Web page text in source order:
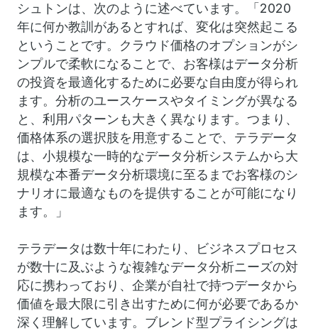
シュトンは、次のように述べています。「2020
年に何か教訓があるとすれば、変化は突然起こる
ということです。クラウド価格のオプションがシ
ンプルで柔軟になることで、お客様はデータ分析
の投資を最適化するために必要な自由度が得られ
ます。分析のユースケースやタイミングが異なる
と、利用パターンも大きく異なります。つまり、
価格体系の選択肢を用意することで、テラデータ
は、小規模な一時的なデータ分析システムから大
規模な本番データ分析環境に至るまでお客様のシ
ナリオに最適なものを提供することが可能になり
ます。」
テラデータは数十年にわたり、ビジネスプロセス
が数十に及ぶような複雑なデータ分析ニーズの対
応に携わっており、企業が自社で持つデータから
価値を最大限に引き出すために何が必要であるか
深く理解しています。ブレンド型プライシングは